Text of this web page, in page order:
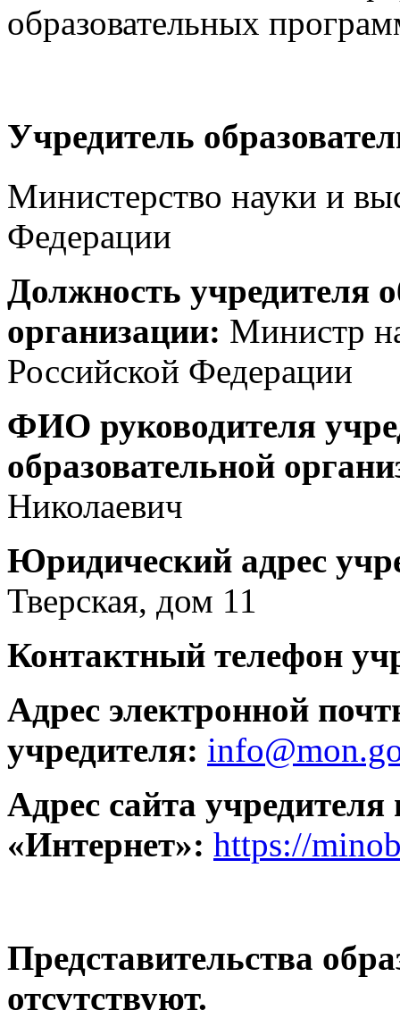
образовательных
Учредитель
Министерство науки и
Федерации
Должность учредителя
организации: Министр
Российской Федерации
ФИО руководителя
образовательной
Николаевич
Юридический адрес
Тверская, дом 11
Контактный телефон
Адрес электронной
учредителя:
Адрес сайта учредителя
«Интернет»: https://
Представительства
отсутствуют.